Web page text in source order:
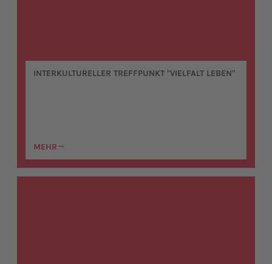
INTERKULTURELLER TREFFPUNKT "VIELFALT LEBEN"
MEHR